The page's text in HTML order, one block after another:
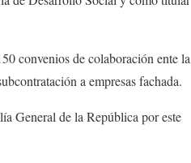
convenios de colaboración ente la
a empresas fachada.
General de la República por este